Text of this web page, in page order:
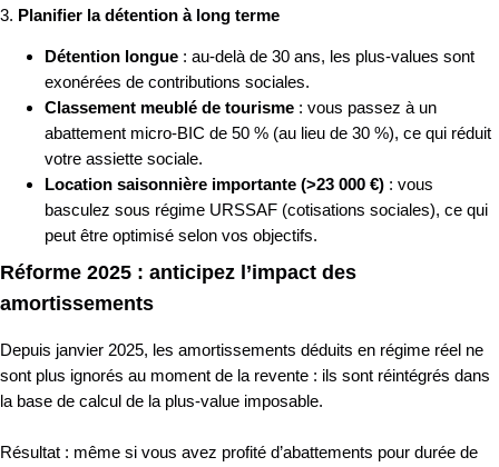
3. Planifier la détention à long terme
Détention longue : au-delà de 30 ans, les plus-values sont
exonérées de contributions sociales.
Classement meublé de tourisme : vous passez à un
abattement micro-BIC de 50 % (au lieu de 30 %), ce qui réduit
votre assiette sociale.
Location saisonnière importante (>23 000 €) : vous
basculez sous régime URSSAF (cotisations sociales), ce qui
peut être optimisé selon vos objectifs.
Réforme 2025 : anticipez l’impact des
amortissements
Depuis janvier 2025, les amortissements déduits en régime réel ne
sont plus ignorés au moment de la revente : ils sont réintégrés dans
la base de calcul de la plus-value imposable.
Résultat : même si vous avez profité d’abattements pour durée de